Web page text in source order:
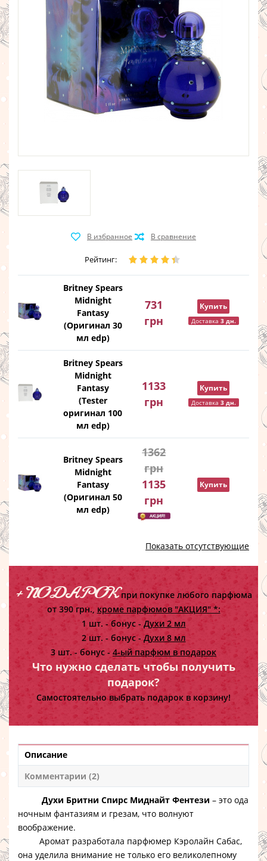
Рейтинг:
Britney Spears
Midnight
Fantasy
(Оригинал 30
мл edp)
731
грн
Купить
Доставка 3 дн.
Britney Spears
Midnight
Fantasy
(Tester
оригинал 100
мл edp)
1133
грн
Купить
Доставка 3 дн.
Britney Spears
Midnight
Fantasy
(Оригинал 50
мл edp)
1362
грн
1135
грн
Купить
Показать отсутствующие
+ ПОДАРОКпри покупке любого парфюма
от 390 грн., кроме парфюмов "АКЦИЯ" *:
1 шт. - бонус - Духи 2 мл
2 шт. - бонус -Духи 8 мл
3 шт. - бонус - 4-ый парфюм в подарок
Что нужно сделать чтобы получить
подарок?
Самостоятельно выбрать подарок в корзину!
Описание
Комментарии (2)
Духи Бритни Спирс Миднайт Фентези – это ода
ночным фантазиям и грезам, что волнуют
воображение.
Аромат разработала парфюмер Кэролайн Сабас,
она уделила внимание не только его великолепному